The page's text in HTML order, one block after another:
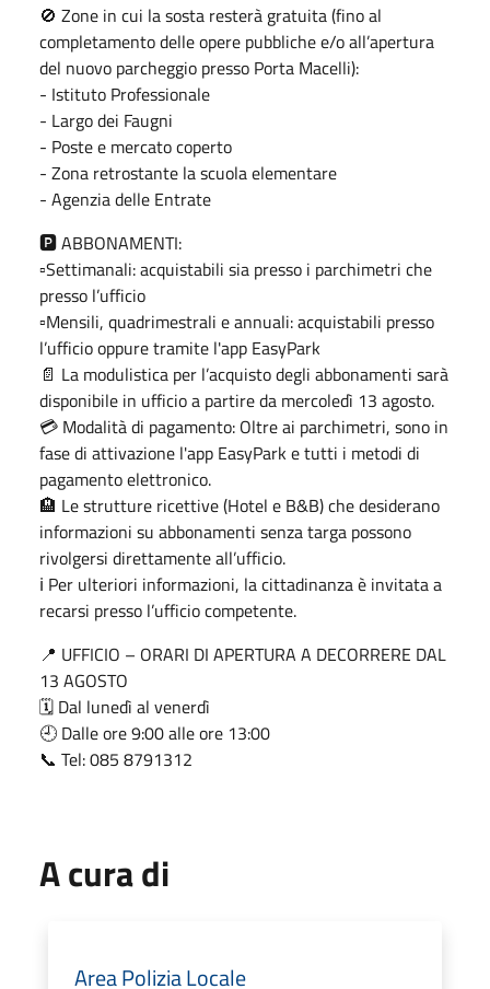
🚫 Zone in cui la sosta resterà gratuita (fino al
completamento delle opere pubbliche e/o all’apertura
del nuovo parcheggio presso Porta Macelli):
- Istituto Professionale
- Largo dei Faugni
- Poste e mercato coperto
- Zona retrostante la scuola elementare
- Agenzia delle Entrate
🅿️ ABBONAMENTI:
▫️Settimanali: acquistabili sia presso i parchimetri che
presso l’ufficio
▫️Mensili, quadrimestrali e annuali: acquistabili presso
l’ufficio oppure tramite l'app EasyPark
📄 La modulistica per l’acquisto degli abbonamenti sarà
disponibile in ufficio a partire da mercoledì 13 agosto.
💳 Modalità di pagamento: Oltre ai parchimetri, sono in
fase di attivazione l'app EasyPark e tutti i metodi di
pagamento elettronico.
🏨 Le strutture ricettive (Hotel e B&B) che desiderano
informazioni su abbonamenti senza targa possono
rivolgersi direttamente all’ufficio.
ℹ️ Per ulteriori informazioni, la cittadinanza è invitata a
recarsi presso l’ufficio competente.
📍 UFFICIO – ORARI DI APERTURA A DECORRERE DAL
13 AGOSTO
🗓️ Dal lunedì al venerdì
🕘 Dalle ore 9:00 alle ore 13:00
📞 Tel: 085 8791312
A cura di
Area Polizia Locale